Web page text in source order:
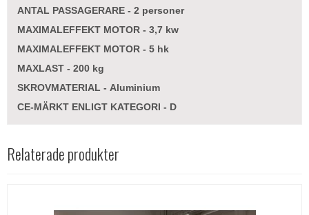
ANTAL PASSAGERARE - 2 personer
MAXIMALEFFEKT MOTOR - 3,7 kw
MAXIMALEFFEKT MOTOR - 5 hk
MAXLAST - 200 kg
SKROVMATERIAL - Aluminium
CE-MÄRKT ENLIGT KATEGORI - D
Relaterade produkter